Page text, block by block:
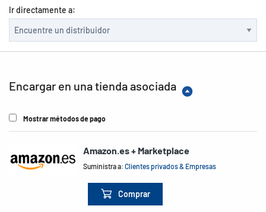
Ir directamente a:
Encargar en una tienda asociada
Mostrar métodos de pago
Amazon.es + Marketplace
Suministra a:Clientes privados & Empresas
Comprar